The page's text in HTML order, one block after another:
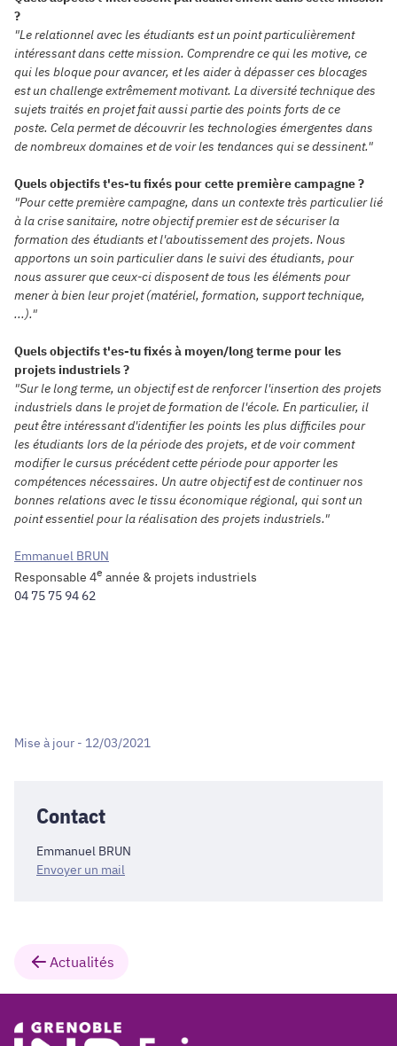
?
"Le relationnel avec les étudiants est un point particulièrement
intéressant dans cette mission. Comprendre ce qui les motive, ce
qui les bloque pour avancer, et les aider à dépasser ces blocages
est un challenge extrêmement motivant. La diversité technique des
sujets traités en projet fait aussi partie des points forts de ce
poste. Cela permet de découvrir les technologies émergentes dans
de nombreux domaines et de voir les tendances qui se dessinent."
Quels objectifs t'es-tu fixés pour cette première campagne ?
"Pour cette première campagne, dans un contexte très particulier lié
à la crise sanitaire, notre objectif premier est de sécuriser la
formation des étudiants et l'aboutissement des projets. Nous
apportons un soin particulier dans le suivi des étudiants, pour
nous assurer que ceux-ci disposent de tous les éléments pour
mener à bien leur projet (matériel, formation, support technique,
...)."
Quels objectifs t'es-tu fixés à moyen/long terme pour les
projets industriels ?
"Sur le long terme, un objectif est de renforcer l'insertion des projets
industriels dans le projet de formation de l'école. En particulier, il
peut être intéressant d'identifier les points les plus difficiles pour
les étudiants lors de la période des projets, et de voir comment
modifier le cursus précédent cette période pour apporter les
compétences nécessaires. Un autre objectif est de continuer nos
bonnes relations avec le tissu économique régional, qui sont un
point essentiel pour la réalisation des projets industriels."
Emmanuel BRUN
Responsable 4e année & projets industriels
04 75 75 94 62
Mise à jour - 12/03/2021
Contact
Emmanuel BRUN
Envoyer un mail
Actualités